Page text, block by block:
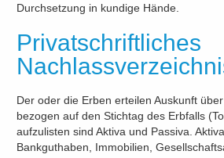
Durchsetzung in kundige Hände.
Privatschriftliches
Der oder die Erben erteilen Auskunft
bezogen auf den Stichtag des Erbfalls
aufzulisten sind Aktiva und Passiva.
Bankguthaben, Immobilien,